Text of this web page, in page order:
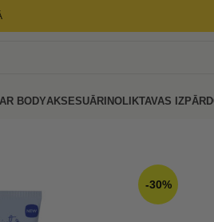
BODYAKSESUĀRINOLIKTAVAS
-30%